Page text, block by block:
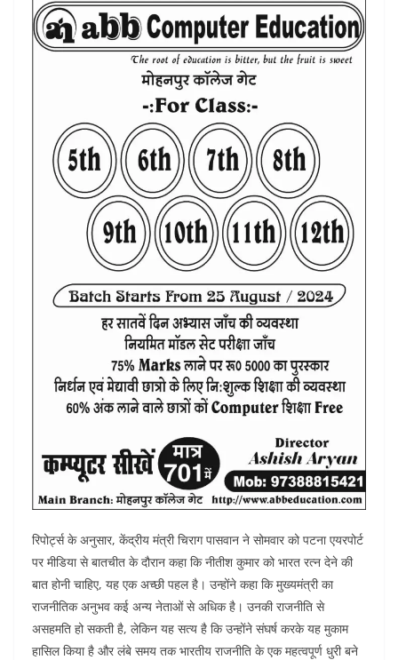
k
रिपोर्ट्स के अनुसार, केंद्रीय मंत्री चिराग पासवान ने सोमवार को पटना एयरपोर्ट
पर मीडिया से बातचीत के दौरान कहा कि नीतीश कुमार को भारत रत्न देने की
बात होनी चाहिए, यह एक अच्छी पहल है। उन्होंने कहा कि मुख्यमंत्री का
राजनीतिक अनुभव कई अन्य नेताओं से अधिक है। उनकी राजनीति से
असहमति हो सकती है, लेकिन यह सत्य है कि उन्होंने संघर्ष करके यह मुकाम
हासिल किया है और लंबे समय तक भारतीय राजनीति के एक महत्वपूर्ण धुरी बने